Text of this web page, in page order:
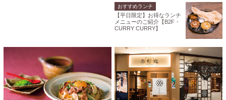
おすすめランチ
【平日限定】お得なランチ
メニューのご紹介【B2F・
CURRY CURRY】